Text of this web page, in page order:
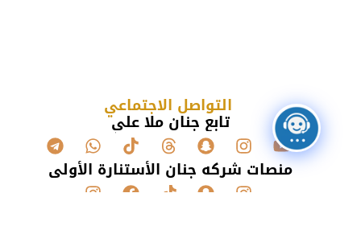
التواصل الاجتماعي
تابع جنان ملا علي
منصات شركه جنان الأستنارة الأولى